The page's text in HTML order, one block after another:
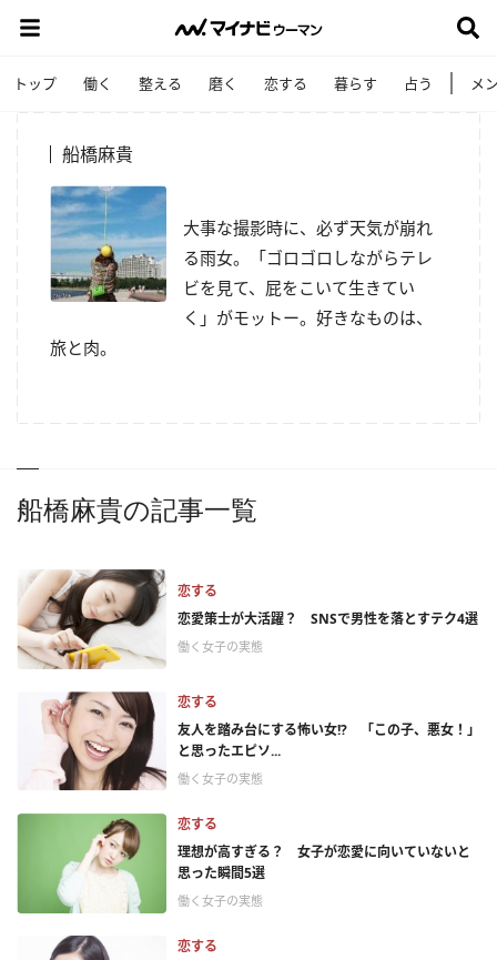
トップ 働く 整える 磨く 恋する 暮らす 占う メ
船橋麻貴
大事な撮影時に、必ず天気が崩れ
る雨女。「ゴロゴロしながらテレ
ビを見て、屁をこいて生きてい
く」がモットー。好きなものは、
旅と肉。
船橋麻貴の記事一覧
恋する
恋愛策士が大活躍？ SNSで男性を落とすテク4選
働く女子の実態
恋する
友人を踏み台にする怖い女!? 「この子、悪女！」
と思ったエピソ...
働く女子の実態
恋する
理想が高すぎる？ 女子が恋愛に向いていないと
思った瞬間5選
働く女子の実態
恋する